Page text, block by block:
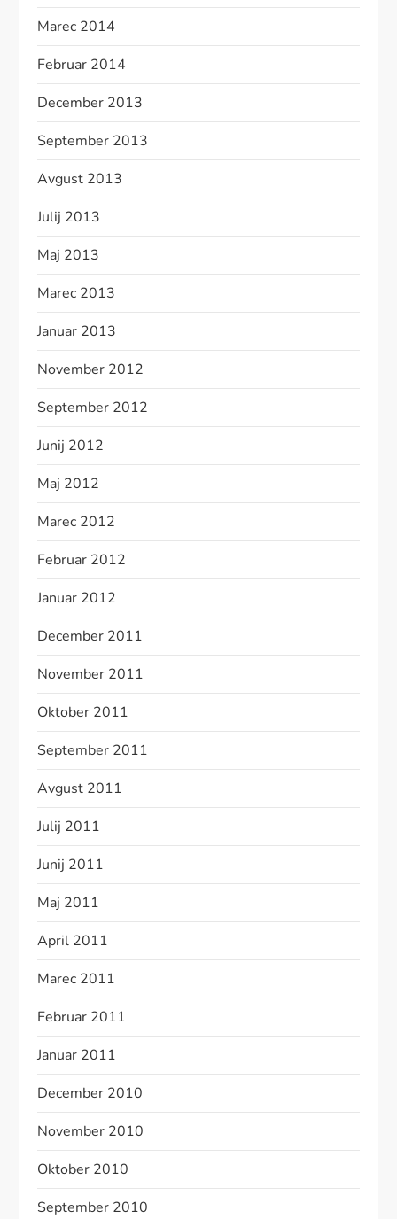
Marec 2014
Februar 2014
December 2013
September 2013
Avgust 2013
Julij 2013
Maj 2013
Marec 2013
Januar 2013
November 2012
September 2012
Junij 2012
Maj 2012
Marec 2012
Februar 2012
Januar 2012
December 2011
November 2011
Oktober 2011
September 2011
Avgust 2011
Julij 2011
Junij 2011
Maj 2011
April 2011
Marec 2011
Februar 2011
Januar 2011
December 2010
November 2010
Oktober 2010
September 2010